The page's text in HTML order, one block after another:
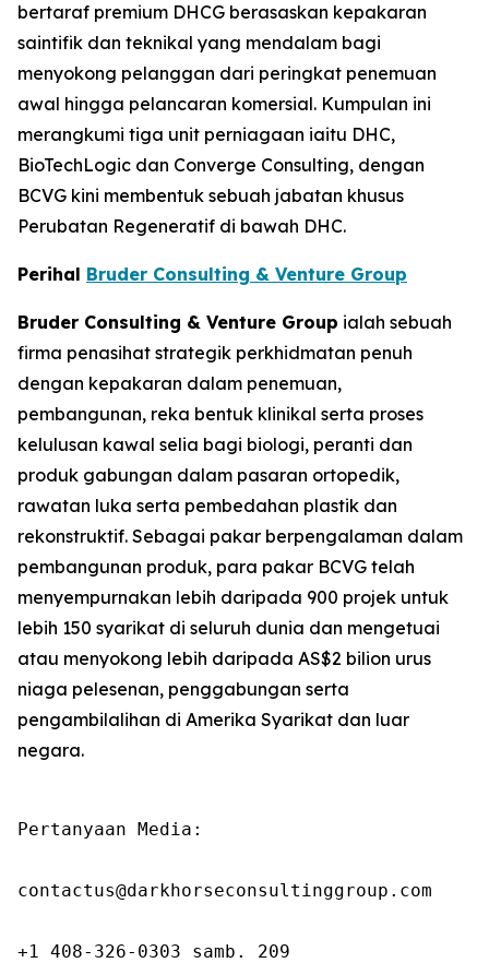
bertaraf premium DHCG berasaskan kepakaran
saintifik dan teknikal yang mendalam bagi
menyokong pelanggan dari peringkat penemuan
awal hingga pelancaran komersial. Kumpulan ini
merangkumi tiga unit perniagaan iaitu DHC,
BioTechLogic dan Converge Consulting, dengan
BCVG kini membentuk sebuah jabatan khusus
Perubatan Regeneratif di bawah DHC.
Perihal Bruder Consulting & Venture Group
Bruder Consulting & Venture Group ialah sebuah
firma penasihat strategik perkhidmatan penuh
dengan kepakaran dalam penemuan,
pembangunan, reka bentuk klinikal serta proses
kelulusan kawal selia bagi biologi, peranti dan
produk gabungan dalam pasaran ortopedik,
rawatan luka serta pembedahan plastik dan
rekonstruktif. Sebagai pakar berpengalaman dalam
pembangunan produk, para pakar BCVG telah
menyempurnakan lebih daripada 900 projek untuk
lebih 150 syarikat di seluruh dunia dan mengetuai
atau menyokong lebih daripada AS$2 bilion urus
niaga pelesenan, penggabungan serta
pengambilalihan di Amerika Syarikat dan luar
negara.
Pertanyaan Media:
contactus@darkhorseconsultinggroup.com
+1 408-326-0303 samb. 209